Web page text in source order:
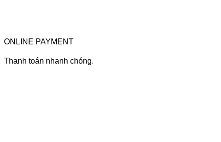
ONLINE PAYMENT
Thanh toán nhanh chóng.